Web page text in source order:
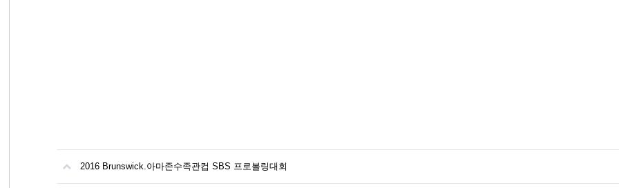
2016 Brunswick.아마존수족관컵 SBS 프로볼링대회